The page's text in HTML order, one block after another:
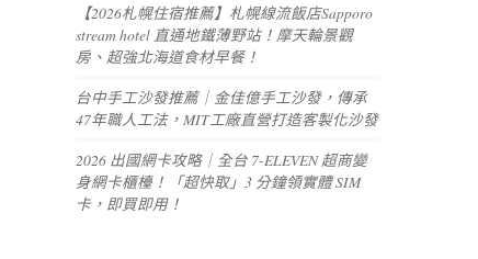
【2026札幌住宿推薦】札幌線流飯店Sapporo
stream hotel 直通地鐵薄野站！摩天輪景觀
房、超強北海道食材早餐！
台中手工沙發推薦｜金佳億手工沙發，傳承
47年職人工法，MIT工廠直營打造客製化沙發
2026 出國網卡攻略｜全台 7-ELEVEN 超商變
身網卡櫃檯！「超快取」3 分鐘領實體 SIM
卡，即買即用！